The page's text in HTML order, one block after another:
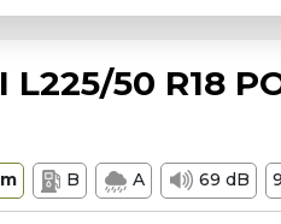
L225/50 R18
B A 69 dB